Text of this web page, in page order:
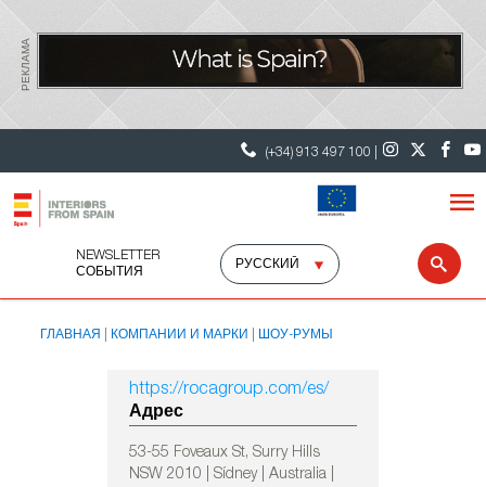
РЕКЛАМА
(+34) 913 497 100 |
NEWSLETTER
СОБЫТИЯ
Select
language
ГЛАВНАЯ КОМПАНИИ И МАРКИ ШОУ-РУМЫ
https://rocagroup.com/es/
Адрес
53-55 Foveaux St, Surry Hills
NSW 2010 | Sídney | Australia |